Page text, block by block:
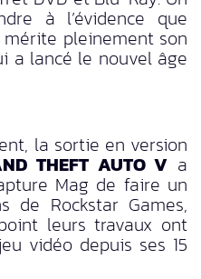
à l’évidence que
pleinement son
a lancé le nouvel âge
la sortie en version
THEFT AUTO V a
Mag de faire un
de Rockstar Games,
leurs travaux ont
vidéo depuis ses 15